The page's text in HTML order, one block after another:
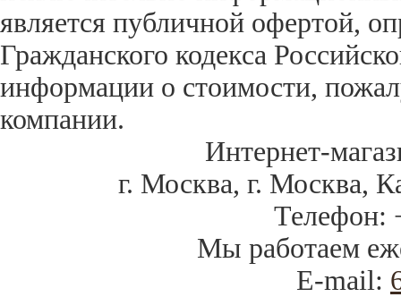
является публичной офертой,
Гражданского кодекса
информации о стоимости,
компании.
Интернет-
г. Москва,г. Москва,
Телефон:
Мы работаем
E-mail: